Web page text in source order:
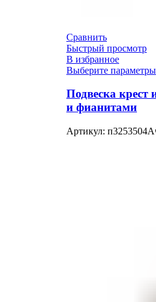
Сравнить
Быстрый просмотр
В избранное
Выберите параметры
Подвеска крест
и фианитами
Артикул: